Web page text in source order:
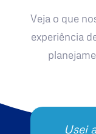
Veja o que
experiência
Usei